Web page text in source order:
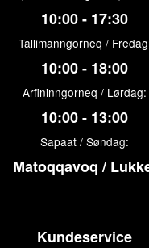
10:00 - 17:30
Tallimanngorneq /
10:00 - 18:00
Arfininngorneq / Lørdag:
10:00 - 13:00
Sapaat / Søndag:
Matoqqavoq /
Kundeservice